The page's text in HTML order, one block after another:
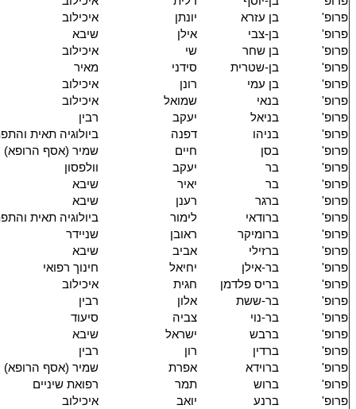
פרופ'
בן עזרא יונתן
איכילוב
פרופ'
בן-צבי אילן
שיבא
פרופ'
בן שחר שי
איכילוב
פרופ'
בן-שטרית סידני
מאיר
פרופ'
בן עמי רונן
איכילוב
פרופ'
בנאי שמואל
איכילוב
פרופ'
בניאל יעקב
רבין
פרופ'
בניהו דפנה
ביולוגיה תאית
פרופ'
בסן חיים
שמיר (אסף הרופא)
פרופ'
בר יעקב
וולפסון
פרופ'
בר יאיר
שיבא
פרופ'
ברגר רענן
שיבא
פרופ'
ברודאי לימור
ביולוגיה תאית
פרופ'
ברומיקר ראובן
שניידר
פרופ'
ברזילי אביב
שיבא
פרופ'
בר-אילן יחיאל
חינוך רפואי
פרופ'
בריס פלדמן חגית
איכילוב
פרופ'
בר-ששת אלון
רבין
פרופ'
בר-נוי צביה
סיעוד
פרופ'
ברבש ישראל
שיבא
פרופ'
ברדין רון
רבין
פרופ'
ברוידא אפרת
שמיר (אסף הרופא)
פרופ'
ברוש תמר
רפואת שיניים
פרופ'
ברנע יואב
איכילוב